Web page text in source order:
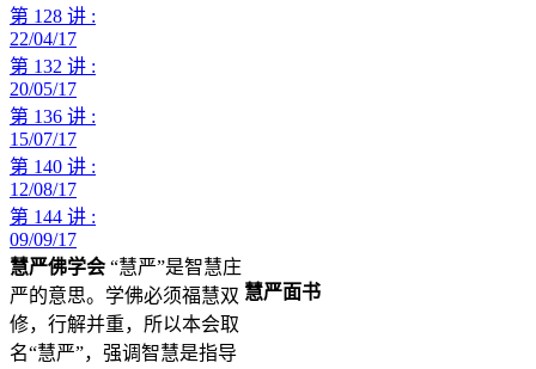
第 128 讲 :
22/04/17
第 132 讲 :
20/05/17
第 136 讲 :
15/07/17
第 140 讲 :
12/08/17
第 144 讲 :
09/09/17
慧严面书
慧严佛学会 “慧严”是智慧庄
严的意思。学佛必须福慧双
修，行解并重，所以本会取
名“慧严”，强调智慧是指导